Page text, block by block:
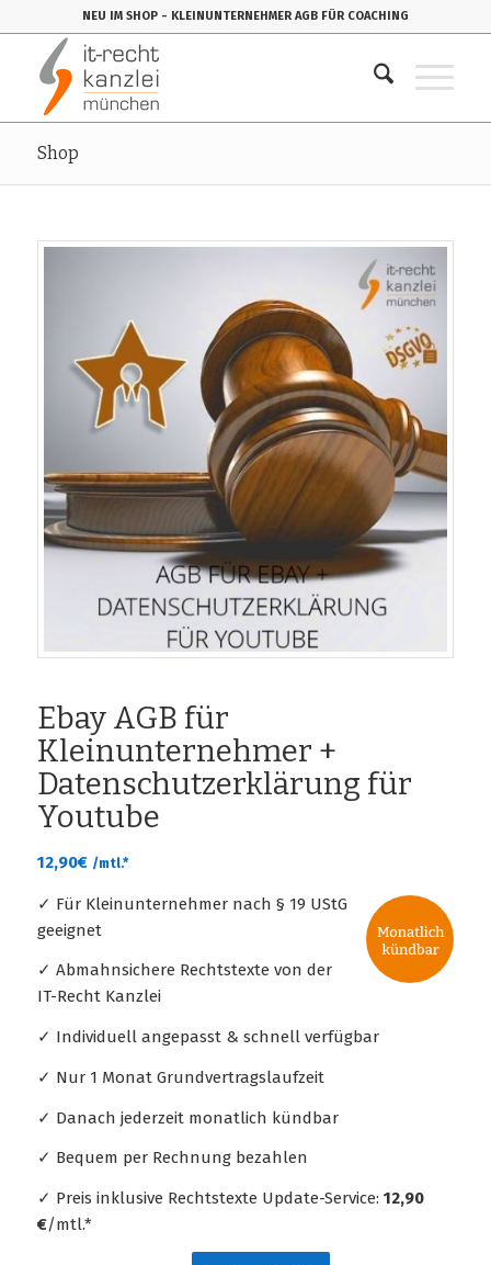
NEU IM SHOP - KLEINUNTERNEHMER AGB FÜR COACHING
Shop
Ebay AGB für
Kleinunternehmer +
Datenschutzerklärung für
Youtube
12,90€ /mtl.*
✓ Für Kleinunternehmer nach § 19 UStG
geeignet
✓ Abmahnsichere Rechtstexte von der
IT-Recht Kanzlei
✓ Individuell angepasst & schnell verfügbar
✓ Nur 1 Monat Grundvertragslaufzeit
✓ Danach jederzeit monatlich kündbar
✓ Bequem per Rechnung bezahlen
✓ Preis inklusive Rechtstexte Update-Service: 12,90
€/mtl.*